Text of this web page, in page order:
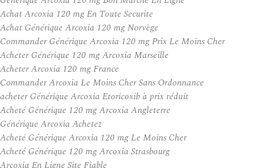
Achat Arcoxia 120 mg En Toute Securite
Achat Générique Arcoxia 120 mg Norvège
Commander Générique Arcoxia 120 mg Prix Le Moins Cher
Acheter Générique 120 mg Arcoxia Marseille
Acheter Arcoxia 120 mg France
Commander Arcoxia Le Moins Cher Sans Ordonnance
acheter Générique Arcoxia Etoricoxib à prix réduit
Acheté Générique 120 mg Arcoxia Angleterre
Générique Arcoxia Achetez
Acheté Générique Arcoxia 120 mg Le Moins Cher
Acheté Générique 120 mg Arcoxia Strasbourg